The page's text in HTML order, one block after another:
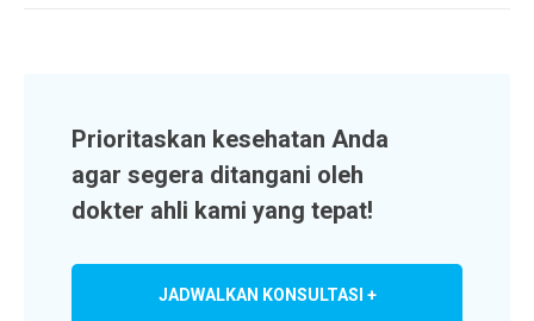
Prioritaskan kesehatan Anda
agar segera ditangani oleh
dokter ahli kami yang tepat!
JADWALKAN KONSULTASI +